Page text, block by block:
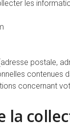
les
postale,
contenues
concernant
la